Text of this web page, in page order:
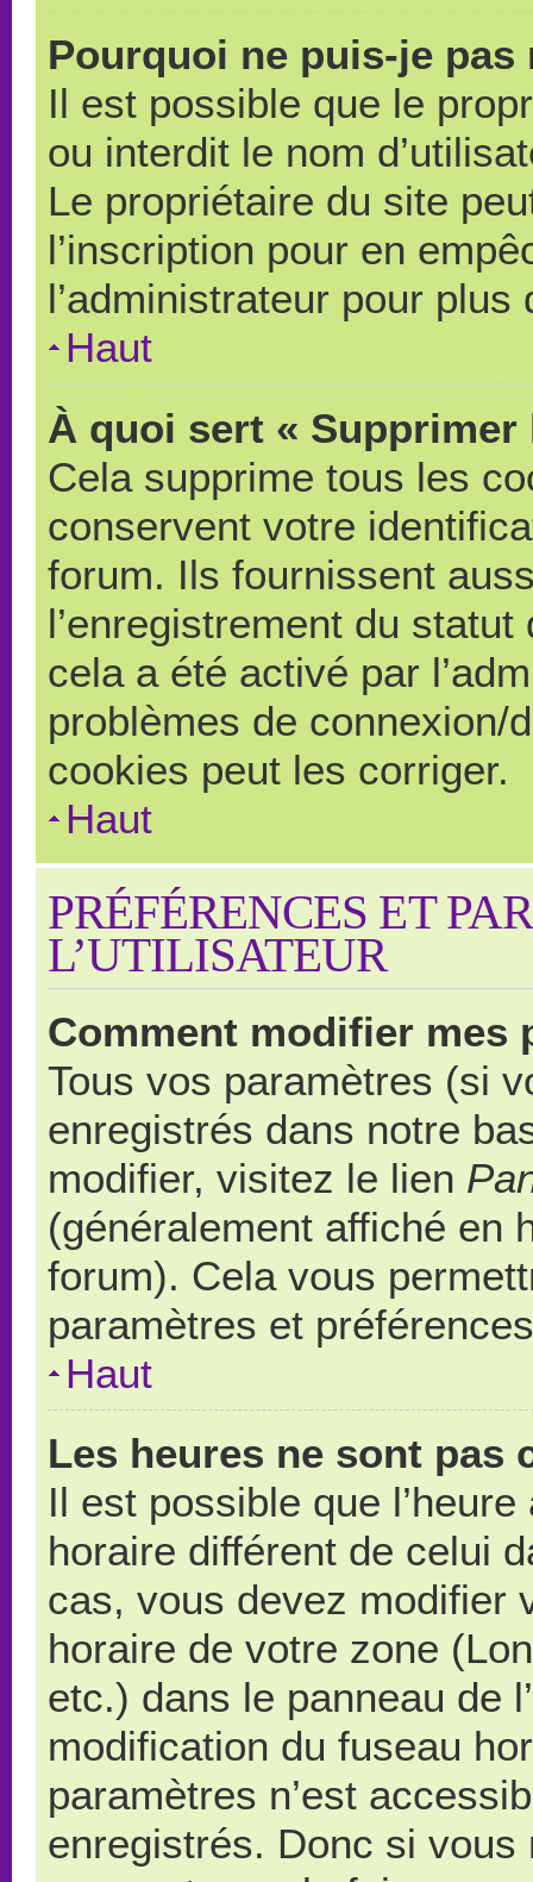
Pourquoi ne puis-je pas
Il est possible que le
ou interdit le nom
Le propriétaire du site
l’inscription pour en
l’administrateur pour
Haut
À quoi sert «
Cela supprime tous les
conservent votre
forum. Ils fournissent
l’enregistrement du
cela a été activé par
problèmes de connexion/
cookies peut les corriger.
Haut
PRÉFÉRENCES ET
L’UTILISATEUR
Comment modifier mes
Tous vos paramètres (si
enregistrés dans notre
modifier, visitez le lien
(généralement affiché en
forum). Cela vous
paramètres et
Haut
Les heures ne sont pas
Il est possible que
horaire différent de celui
cas, vous devez modifier
horaire de votre zone
etc.) dans le panneau de
modification du fuseau
paramètres n’est
enregistrés. Donc si vous